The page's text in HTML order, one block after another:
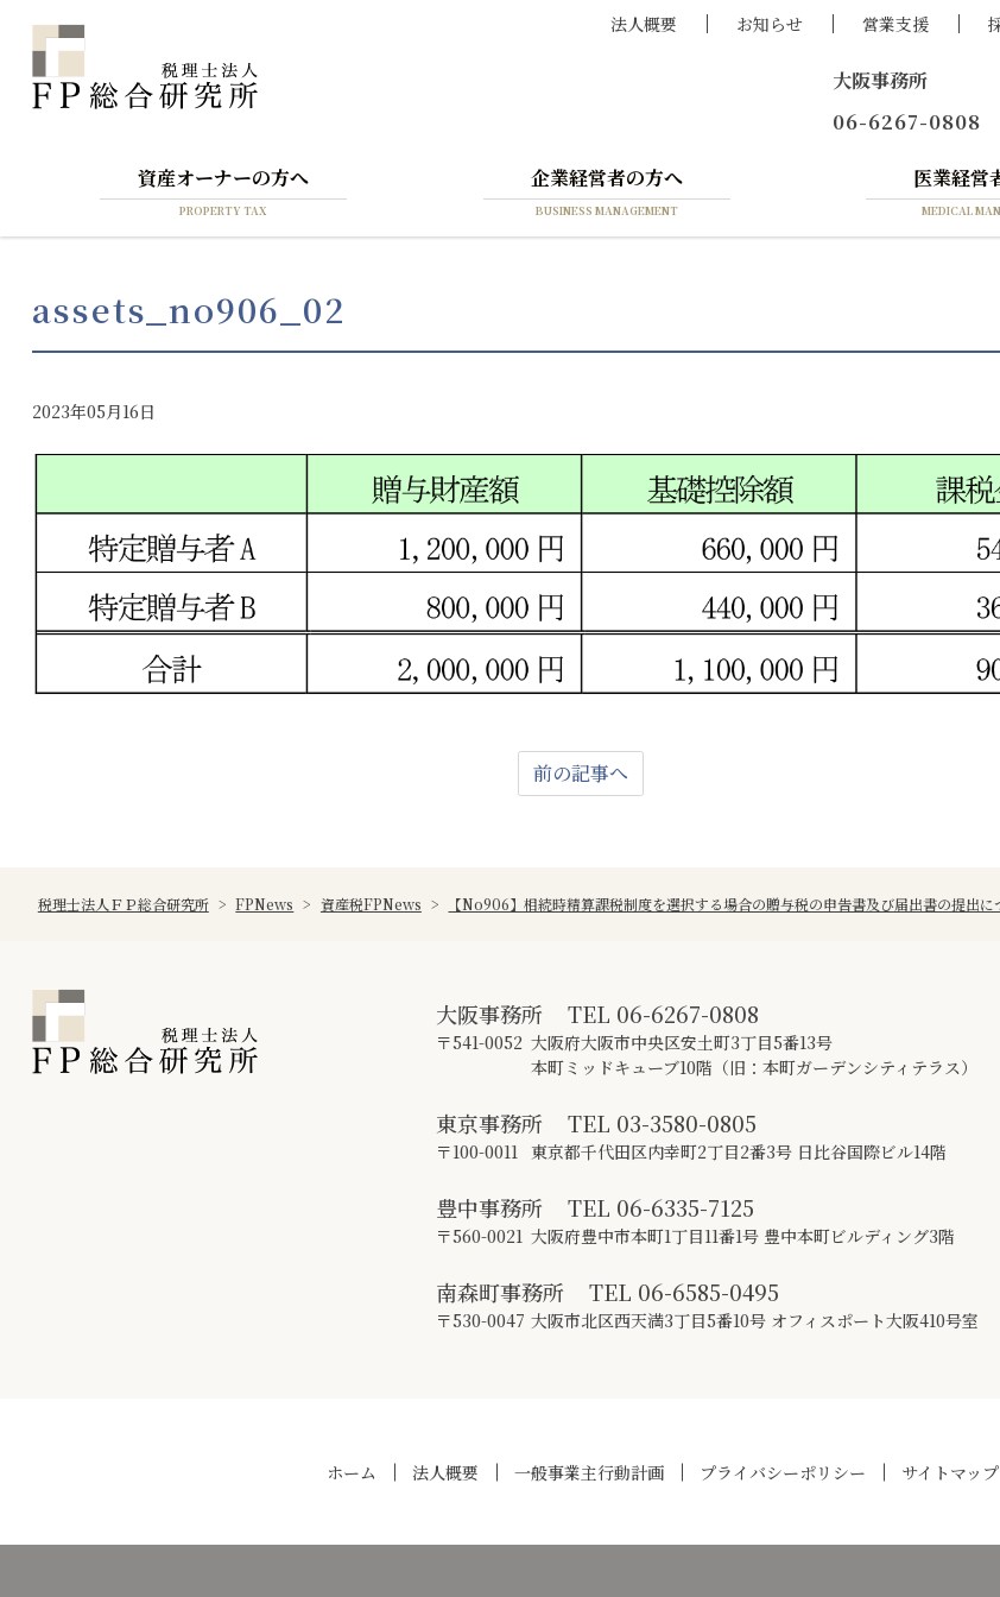
法人概要 お知らせ 営業支援
大阪事務所
06-6267-0808
資産オーナーの方へ
PROPERTY TAX
企業経営者の方へ
BUSINESS MANAGEMENT
医業経営
MEDICAL
assets_no906_02
2023年05月16日
前の記事へ
税理士法人ＦＰ総合研究所 > FPNews > 資産税FPNews > 【No906】相続時精算課税制度を選択する場合の贈与税の申告書及び届出書の提出に
大阪事務所 TEL 06-6267-0808
〒541-0052 大阪府大阪市中央区安土町3丁目5番13号
本町ミッドキューブ10階（旧：本町ガーデンシティテラス）
東京事務所 TEL 03-3580-0805
〒100-0011 東京都千代田区内幸町2丁目2番3号 日比谷国際ビル14階
豊中事務所 TEL 06-6335-7125
〒560-0021 大阪府豊中市本町1丁目11番1号 豊中本町ビルディング3階
南森町事務所 TEL 06-6585-0495
〒530-0047 大阪市北区西天満3丁目5番10号 オフィスポート大阪410号室
ホーム 法人概要 一般事業主行動計画 プライバシーポリシー サイトマップ